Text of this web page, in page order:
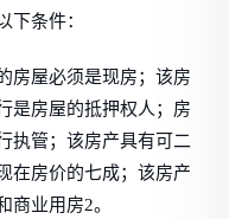
下条件：
房屋必须是现房；该房
是房屋的抵押权人；房
执管；该房产具有可二
在房价的七成；该房产
商业用房2。